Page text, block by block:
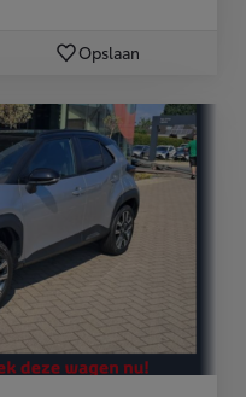
Opslaan